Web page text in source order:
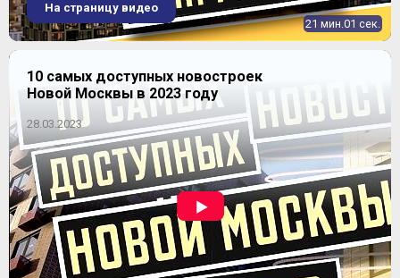
21 мин.01 сек.
На страницу видео
10 самых доступных новостроек
Новой Москвы в 2023 году
28.03.2023